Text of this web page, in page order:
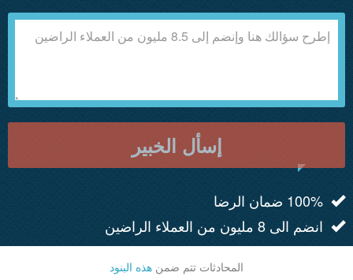
إسأل الخبير
100% ضمان الرضا
انضم الى 8 مليون من العملاء الراضين
المحادثات تتم ضمن هذه البنود